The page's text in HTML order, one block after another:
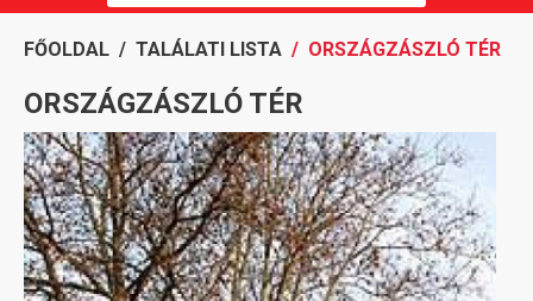
FŐOLDAL / TALÁLATI LISTA / ORSZÁGZÁSZLÓ TÉR
ORSZÁGZÁSZLÓ TÉR